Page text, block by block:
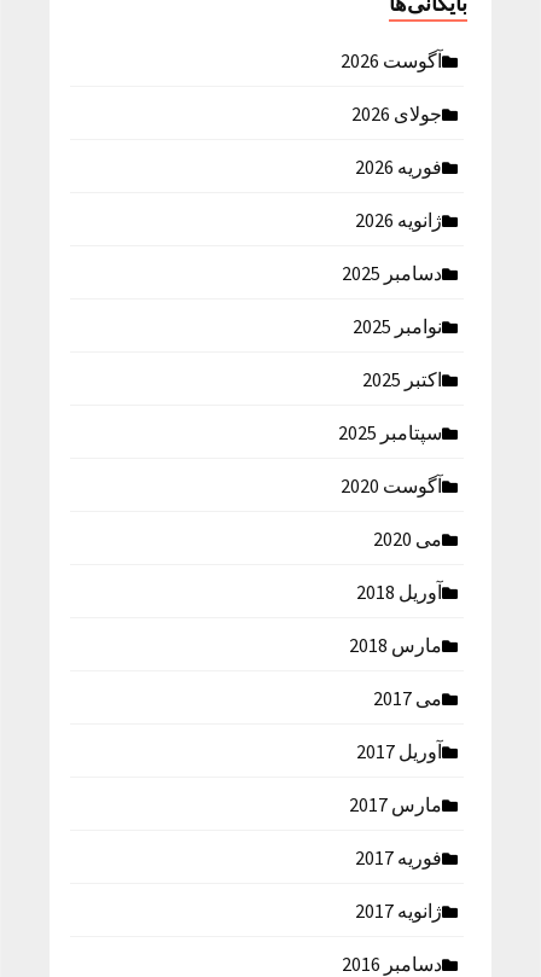
آگوست 2026
جولای 2026
فوریه 2026
ژانویه 2026
دسامبر 2025
نوامبر 2025
اکتبر 2025
سپتامبر 2025
آگوست 2020
می 2020
آوریل 2018
مارس 2018
می 2017
آوریل 2017
مارس 2017
فوریه 2017
ژانویه 2017
دسامبر 2016